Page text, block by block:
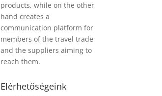
products, while on the other
hand creates a
communication platform for
members of the travel trade
and the suppliers aiming to
reach them.
Elérhetőségeink